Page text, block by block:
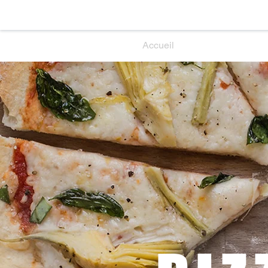
Accueil